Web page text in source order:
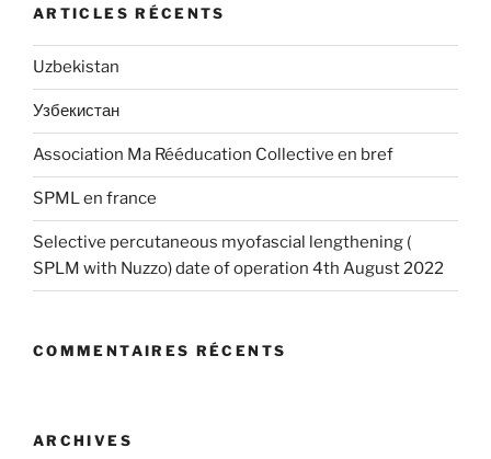
ARTICLES RÉCENTS
Uzbekistan
Узбекистан
Association Ma Rééducation Collective en bref
SPML en france
Selective percutaneous myofascial lengthening (
SPLM with Nuzzo) date of operation 4th August 2022
COMMENTAIRES RÉCENTS
ARCHIVES